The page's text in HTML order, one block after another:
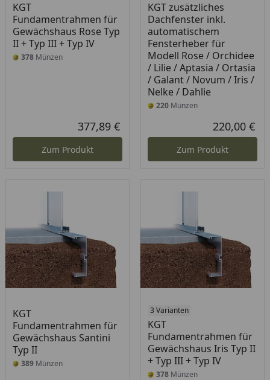
KGT
Fundamentrahmen für
Gewächshaus Rose Typ
II + Typ III + Typ IV
378 Münzen
Aktueller Preis
377,89 €
Zum Produkt
KGT zusätzliches
Dachfenster inkl.
automatischem
Fensterheber für
Modell Rose / Orchidee
/ Lilie / Aptasia / Ortasia
/ Galant / Novum / Iris /
Nelke / Dahlie
220Münzen
220,00 €
Zum Produkt
KGT
Fundamentrahmen für
Gewächshaus Santini
Typ II
389 Münzen
3 Varianten
KGT
Fundamentrahmen für
Gewächshaus Iris Typ II
+ Typ III + Typ IV
378Münzen